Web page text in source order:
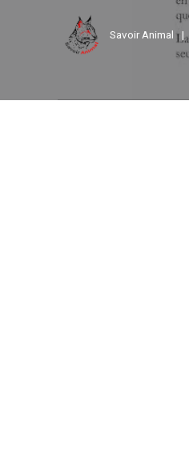
Savoir Animal